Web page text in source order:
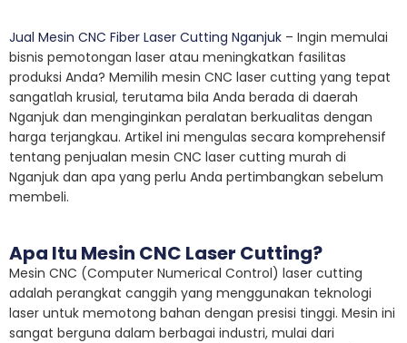
Jual Mesin CNC Fiber Laser Cutting Nganjuk – Ingin memulai
bisnis pemotongan laser atau meningkatkan fasilitas
produksi Anda? Memilih mesin CNC laser cutting yang tepat
sangatlah krusial, terutama bila Anda berada di daerah
Nganjuk dan menginginkan peralatan berkualitas dengan
harga terjangkau. Artikel ini mengulas secara komprehensif
tentang penjualan mesin CNC laser cutting murah di
Nganjuk dan apa yang perlu Anda pertimbangkan sebelum
membeli.
Apa Itu Mesin CNC Laser Cutting?
Mesin CNC (Computer Numerical Control) laser cutting
adalah perangkat canggih yang menggunakan teknologi
laser untuk memotong bahan dengan presisi tinggi. Mesin ini
sangat berguna dalam berbagai industri, mulai dari